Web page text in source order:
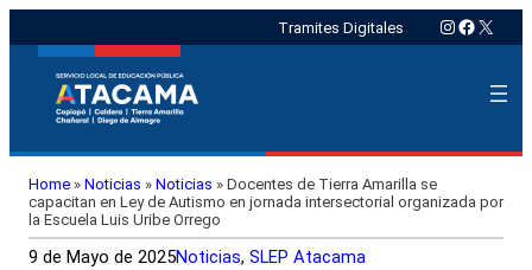
Tramites Digitales Instagram
X
Home » Noticias » Noticias » Docentes de Tierra Amarilla se
capacitan en Ley de Autismo en jornada intersectorial organizada por
la Escuela Luis Uribe Orrego
9 de Mayo de 2025Noticias, SLEP Atacama